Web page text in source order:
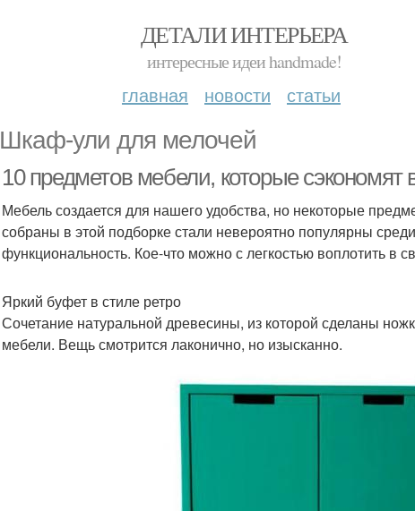
ДЕТАЛИ ИНТЕРЬЕРА
интересные идеи handmade!
главная новости статьи
Шкаф-ули для мелочей
10 предметов мебели, которые сэкономят
Мебель создается для нашего удобства, но некоторые
собраны в этой подборке стали невероятно популярны
функциональность. Кое-что можно с легкостью воплотить в
Яркий буфет в стиле ретро
Сочетание натуральной древесины, из которой сделаны
мебели. Вещь смотрится лаконично, но изысканно.